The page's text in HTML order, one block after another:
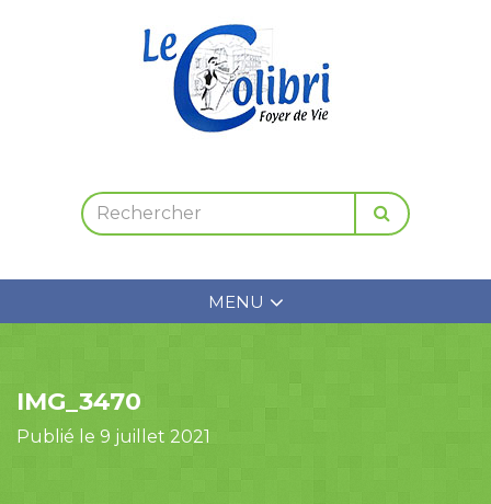
MENU
IMG_3470
Publié le 9 juillet 2021